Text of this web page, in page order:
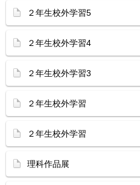
２年生校外学習5
２年生校外学習4
２年生校外学習3
２年生校外学習
２年生校外学習
理科作品展